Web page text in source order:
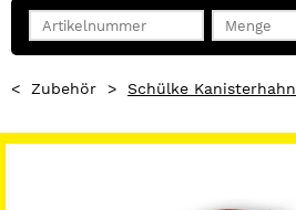
< Zubehör > Schülke Kanisterhahn